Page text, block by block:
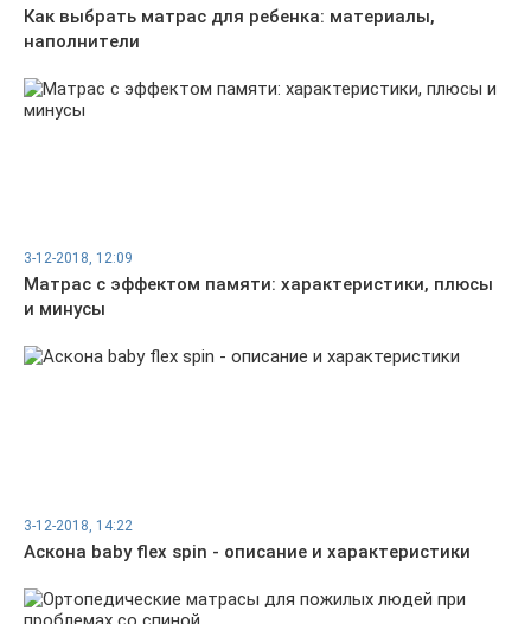
Как выбрать матрас для ребенка: материалы,
наполнители
3-12-2018, 12:09
Матрас с эффектом памяти: характеристики, плюсы
и минусы
3-12-2018, 14:22
Аскона baby flex spin - описание и характеристики